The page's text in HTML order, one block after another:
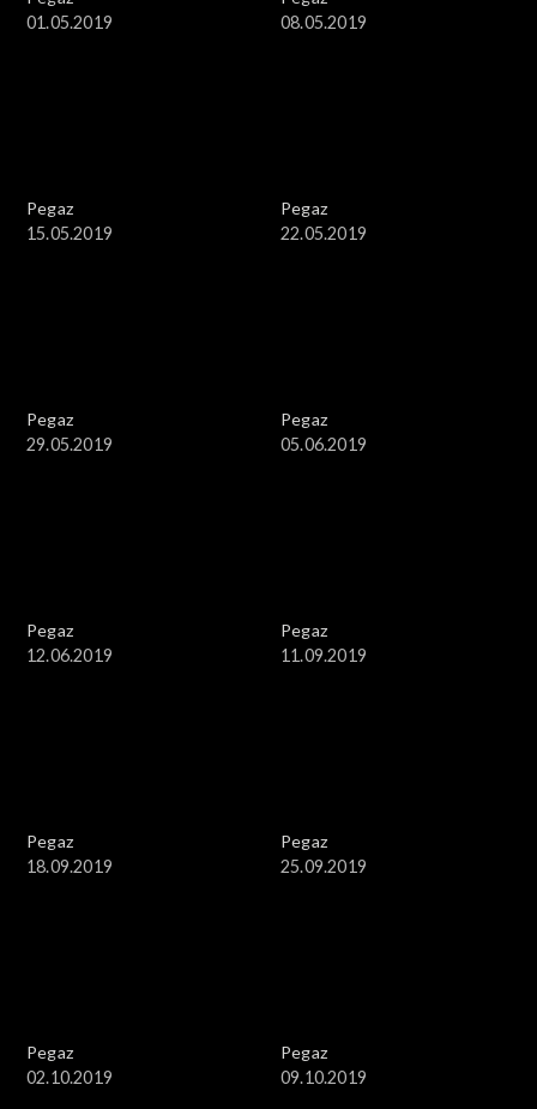
01.05.2019
08.05.2019
Pegaz
15.05.2019
Pegaz
22.05.2019
Pegaz
29.05.2019
Pegaz
05.06.2019
Pegaz
12.06.2019
Pegaz
11.09.2019
Pegaz
18.09.2019
Pegaz
25.09.2019
Pegaz
02.10.2019
Pegaz
09.10.2019